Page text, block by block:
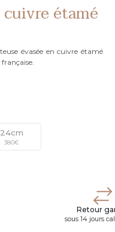
cuivre étamé
évasée en cuivre étamé
24cm
380€
Retour
sous 14 jours